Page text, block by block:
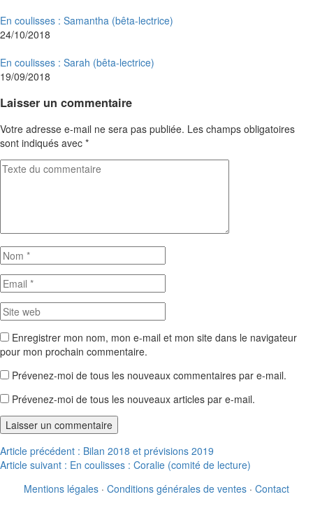
En coulisses : Samantha (bêta-lectrice)
24/10/2018
En coulisses : Sarah (bêta-lectrice)
19/09/2018
Laisser un commentaire
Votre adresse e-mail ne sera pas publiée. Les champs obligatoires
sont indiqués avec *
Enregistrer mon nom, mon e-mail et mon site dans le navigateur
pour mon prochain commentaire.
Prévenez-moi de tous les nouveaux commentaires par e-mail.
Prévenez-moi de tous les nouveaux articles par e-mail.
Navigation
de
l’article
Article précédent : Bilan 2018 et prévisions 2019
Article suivant : En coulisses : Coralie (comité de lecture)
Mentions légales · Conditions générales de ventes · Contact